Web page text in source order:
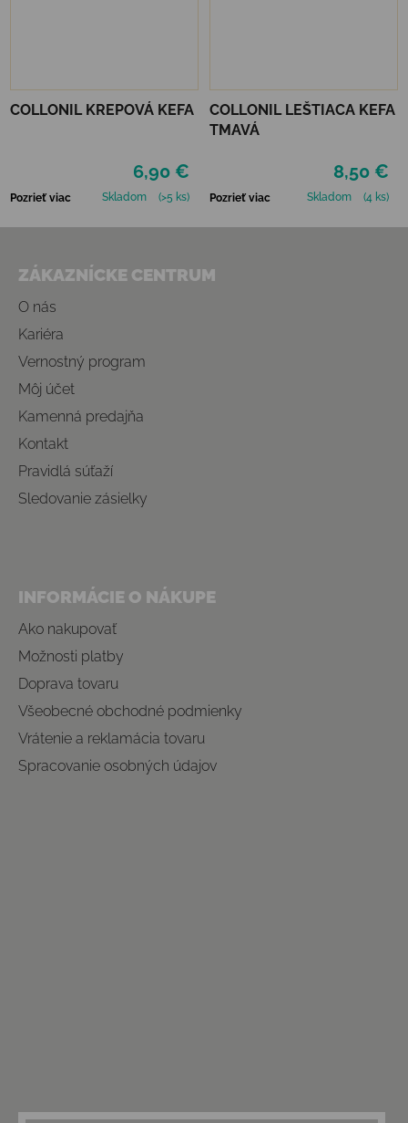
COLLONIL KREPOVÁ KEFA
6,90 €
Pozrieť viac Skladom (>5 ks)
COLLONIL LEŠTIACA KEFA
TMAVÁ
8,50 €
Pozrieť viac Skladom (4 ks)
ZÁKAZNÍCKE CENTRUM
O nás
Kariéra
Vernostný program
Môj účet
Kamenná predajňa
Kontakt
Pravidlá súťaží
Sledovanie zásielky
INFORMÁCIE O NÁKUPE
Ako nakupovať
Možnosti platby
Doprava tovaru
Všeobecné obchodné podmienky
Vrátenie a reklamácia tovaru
Spracovanie osobných údajov